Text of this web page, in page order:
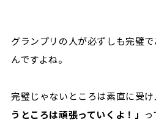
グランプリの人が必ずしも完璧
んですよね。
完璧じゃないところは素直に受け
うところは頑張っていくよ！」